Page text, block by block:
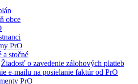
obce
PrO
a stočné
Žiadosť o zavedenie zálohových platieb
e-mailu na posielanie faktúr od PrO
PrO